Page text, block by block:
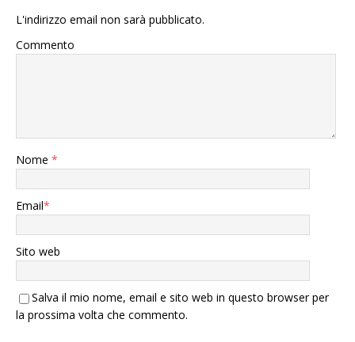
L'indirizzo email non sarà pubblicato.
Commento
Nome *
Email*
Sito web
Salva il mio nome, email e sito web in questo browser per
la prossima volta che commento.